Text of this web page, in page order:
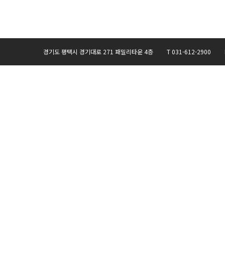
경기도 평택시 경기대로 271 패밀리타운 4층 T 031-612-2900